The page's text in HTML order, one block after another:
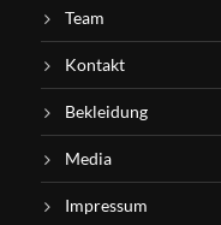
Team
Kontakt
Bekleidung
Media
Impressum